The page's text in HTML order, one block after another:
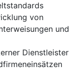
von
und
Dienstleister